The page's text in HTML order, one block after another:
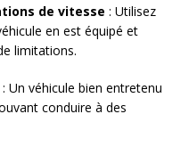
de vitesse : Utilisez
en est équipé et
limitations.
: Un véhicule bien entretenu
conduire à des